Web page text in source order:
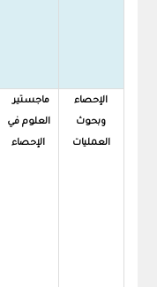
الإحصاء
وبحوث
العمليات
ماجستير
العلوم في
الإحصاء